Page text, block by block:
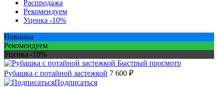
Распродажа
Рекомендуем
Уценка -10%
Новинка
Рекомендуем
Уценка -10%
Быстрый просмотр
Рубашка с потайной застежкой 7 600 ₽
Подписаться